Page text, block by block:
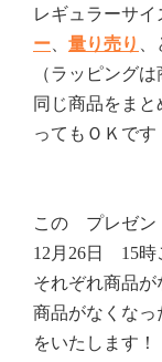
レギュラーサイ
ー
量り売り
（ラッピング
同じ商品をま
ってもＯＫです
この プレゼ
12月26日 15時
それぞれ商品
商品がなくな
をいたします！